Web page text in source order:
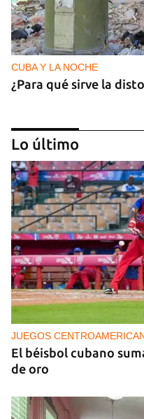
CUBA Y LA NOCHE
¿Para qué sirve la
NICARAGUA
Ortega le teme a las
pueblo
Lo último
JUEGOS
El béisbol cubano
de oro